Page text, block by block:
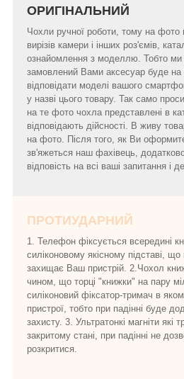
ОРИГІНАЛЬНИЙ
Чохли ручної роботи, тому на фото
вирізів камери і інших роз'ємів,
ознайомлення з моделлю. Тобто
замовлений Вами аксесуар буде на
відповідати моделі вашого
у назві цього товару. Так само
на те фото чохла представлені в
відповідають дійсності. В живу
на фото. Після того, як Ви
зв'яжеться наш фахівець,
відповість на всі ваші запитання і
ПРОТИУДАРНИЙ
1. Телефон фіксується всередині
силіконовому якісному підставі,
захищає Ваш пристрій. 2.Чохол
чином, що торці "книжки" на пару
силіконовий фіксатор-тримач в
пристрої, тобто при падінні буде
захисту. 3. Ультратонкі магніти які
закритому стані, при падінні не
розкритися.